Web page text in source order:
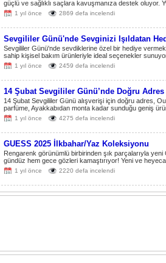
güçlü ve sağlıklı saçlara kavuşmanıza destek oluyor.
1 yıl önce 2869 defa incelendi
Sevgililer Günü'nde Sevginizi Işıldatan
Sevgililer Günü'nde sevdiklerine özel bir hediye
sahip kişisel bakım ürünleriyle ideal seçenekler
1 yıl önce 2459 defa incelendi
14 Şubat Sevgililer Günü’nde Doğru
14 Şubat Sevgililer Günü alışverişi için doğru adres,
parfüme, Ayakkabıdan monta kadar sunduğu geniş
1 yıl önce 4275 defa incelendi
GUESS 2025 İlkbahar/Yaz Koleksiyonu
Rengarenk görünümlü birbirinden şık parçalarıyla
gündüz hem gece gözleri kamaştırıyor! Yeni ve
1 yıl önce 2220 defa incelendi